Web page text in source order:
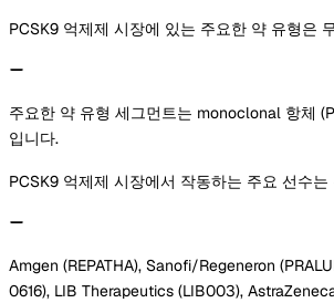
PCSK9 억제제 시장에 있는 주요한 약 유형은
주요한 약 유형 세그먼트는 monoclonal 항체
입니다.
PCSK9 억제제 시장에서 작동하는 주요 선수
Amgen (REPATHA), Sanofi/Regeneron
0616), LIB Therapeutics (LIB003),